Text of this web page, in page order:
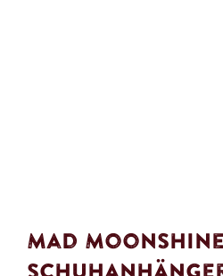
Mad Moonshine